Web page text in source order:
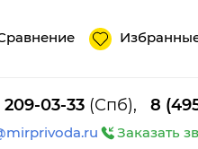
209-03-33 (Спб), 8
Заказать